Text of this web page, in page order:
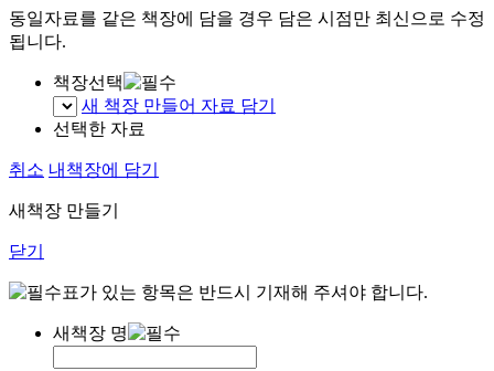
동일자료를 같은 책장에 담을 경우 담은 시점만 최신으로 수정
됩니다.
책장선택
새 책장 만들어 자료 담기
선택한 자료
취소 내책장에 담기
새책장 만들기
닫기
표가 있는 항목은 반드시 기재해 주셔야 합니다.
새책장 명